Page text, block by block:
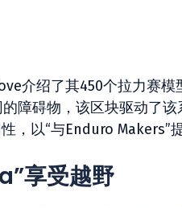
介绍了其450个拉力赛模
障碍物，该区块驱动了
，以“与Enduro Makers”
享受越野